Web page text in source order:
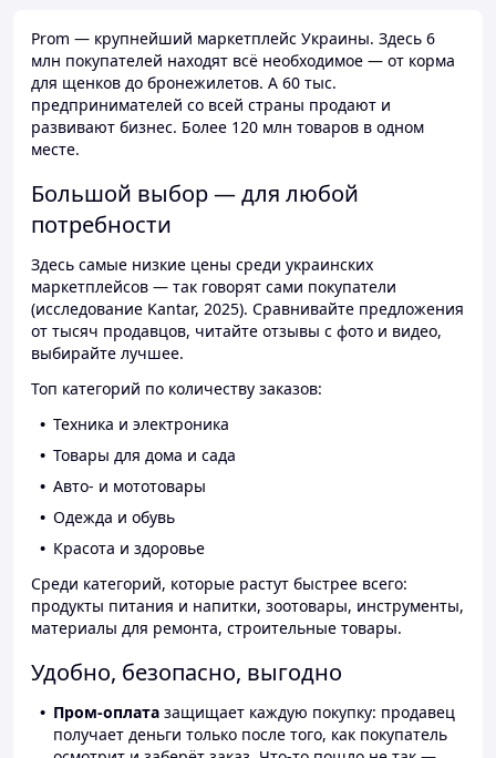
Prom — крупнейший маркетплейс Украины. Здесь 6
млн покупателей находят всё необходимое — от корма
для щенков до бронежилетов. А 60 тыс.
предпринимателей со всей страны продают и
развивают бизнес. Более 120 млн товаров в одном
месте.
Большой выбор — для любой
потребности
Здесь самые низкие цены среди украинских
маркетплейсов — так говорят сами покупатели
(исследование Kantar, 2025). Сравнивайте предложения
от тысяч продавцов, читайте отзывы с фото и видео,
выбирайте лучшее.
Топ категорий по количеству заказов:
Техника и электроника
Товары для дома и сада
Авто- и мототовары
Одежда и обувь
Красота и здоровье
Среди категорий, которые растут быстрее всего:
продукты питания и напитки, зоотовары, инструменты,
материалы для ремонта, строительные товары.
Удобно, безопасно, выгодно
Пром-оплата защищает каждую покупку: продавец
получает деньги только после того, как покупатель